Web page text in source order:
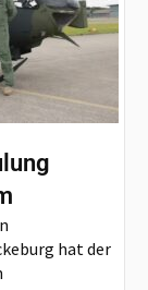
hat der